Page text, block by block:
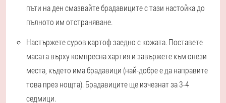
пъти на ден смазвайте брадавиците с тази настойка до
пълното им отстраняване.
Настържете суров картоф заедно с кожата. Поставете
масата върху компресна хартия и завържете към онези
места, където има брадавици (най-добре е да направите
това през нощта). Брадавиците ще изчезнат за 3-4
седмици.